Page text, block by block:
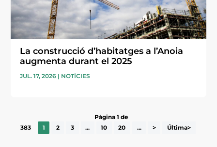
La construcció d’habitatges a l’Anoia
augmenta durant el 2025
JUL. 17, 2026 | NOTÍCIES
Pàgina 1 de
383
1 2 3 ... 10 20 ... > Última>